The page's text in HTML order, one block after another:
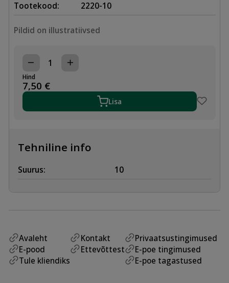
Tootekood:
2220-10
Pildid on illustratiivsed
KINDAD
2221
NAHK
10
Hind
7,50 €
Lisa
Tehniline info
Suurus: 10
Avaleht
E-pood
Tule kliendiks
Kontakt
Ettevõttest
Privaatsustingimused
E-poe tingimused
E-poe tagastused